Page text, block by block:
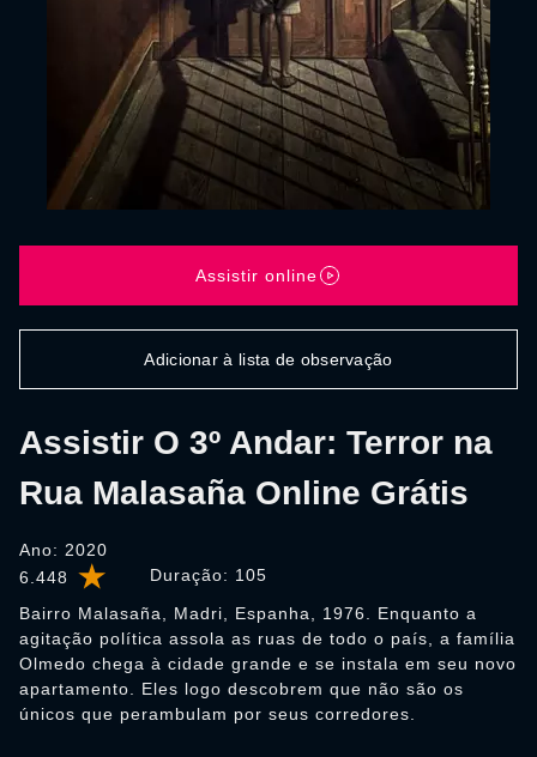
6.448 Duração: 105
Assistir O 3º Andar: Terror na
Rua Malasaña Online Grátis
Ano: 2020
Bairro Malasaña, Madri, Espanha, 1976. Enquanto a
agitação política assola as ruas de todo o país, a família
Olmedo chega à cidade grande e se instala em seu novo
apartamento. Eles logo descobrem que não são os
únicos que perambulam por seus corredores.
Assistir online
Adicionar à lista de observação